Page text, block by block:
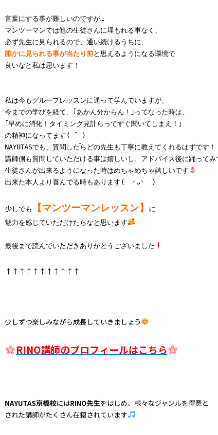
言葉にする事が難しいのですが…
マンツーマンでは他の生徒さんに埋もれる事なく、
誰かに見られる事が当たり前と思えるようになる環境で
良いなと私は思います！
私は今もグループレッスンに通って学んでいますが、
今までの学びを経て、｢あかん分からん！｣ってなった時は、
｢早めに消化！タイミング見計らってすぐ聞いてしまえ！｣
の精神になってます( ¨̮ )
NAYUTASでも、質問したらどの先生も丁寧に教えてくれるはずです！
講師側も質問していただける事は嬉しいし、アドバイス後に踊ってみ
生徒さんが出来るようになった時はめちゃめちゃ嬉しいです
出来た本人より喜んでる時もあります‪(  ◜ᴗ◝  )
少しでも 【マンツーマンレッスン】
に
魅力を感じていただけたらなと思います
最後まで読んでいただきありがとうございました
↑↑↑↑↑↑↑↑↑↑↑
少しずつ楽しみながら成長していきましょう
RINO講師のプロフィールはこちら
NAYUTAS京橋校にはRINO先生をはじめ、様々なジャンルを得意と
された講師がたくさん在籍されています